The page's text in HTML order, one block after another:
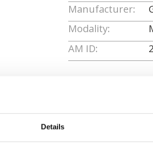
Details
Manufacturer:
Modality:
AM ID: